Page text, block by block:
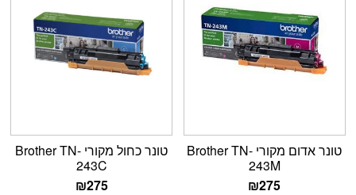
טונר אדום מקורי Brother TN-
243M
₪275
טונר כחול מקורי Brother TN-
243C
₪275